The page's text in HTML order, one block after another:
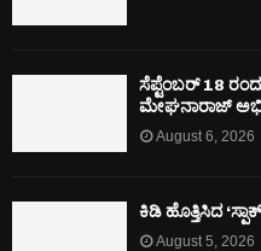
ಸೆಪ್ಟೆಂಬರ್ 18
ಮೇಘನಾರಾಜ್
August 6, 2026
ಕಿಡಿ‌‌ ಹೊತ್ತಿಸಿದ
August 5, 2026